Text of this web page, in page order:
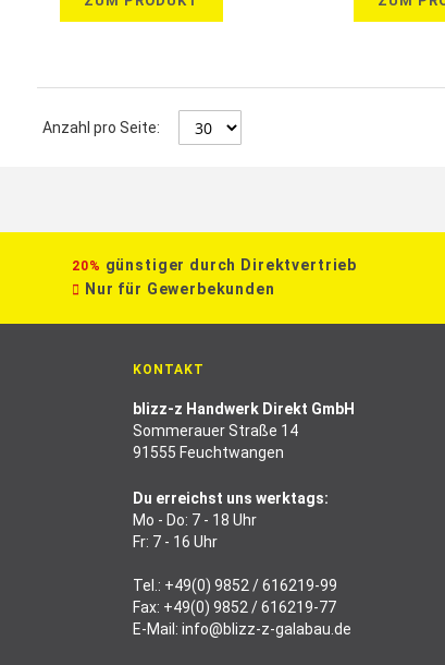
Anzahl pro Seite:
20% günstiger durch Direktvertrieb
Nur für Gewerbekunden
KONTAKT
blizz-z Handwerk Direkt GmbH
Sommerauer Straße 14
91555 Feuchtwangen
Du erreichst uns werktags:
Mo - Do: 7 - 18 Uhr
Fr: 7 - 16 Uhr
Tel.: +49(0) 9852 / 616219-99
Fax: +49(0) 9852 / 616219-77
E-Mail: info@blizz-z-galabau.de